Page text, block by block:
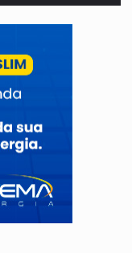
e ONG que recebeu R$ 12 mi em emendas
Justiça Eleitoral manda tirar vídeo com suposta
do Banco do Brasil por financiar
audiência pública sobre